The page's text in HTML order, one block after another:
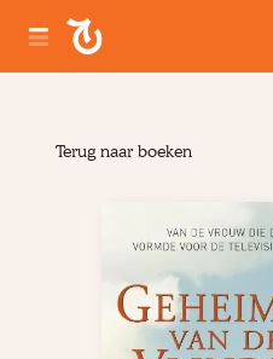
Terug naar boeken